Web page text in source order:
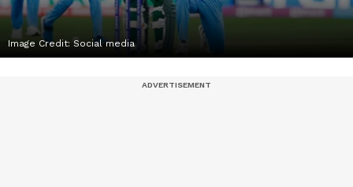
Image Credit: Social media